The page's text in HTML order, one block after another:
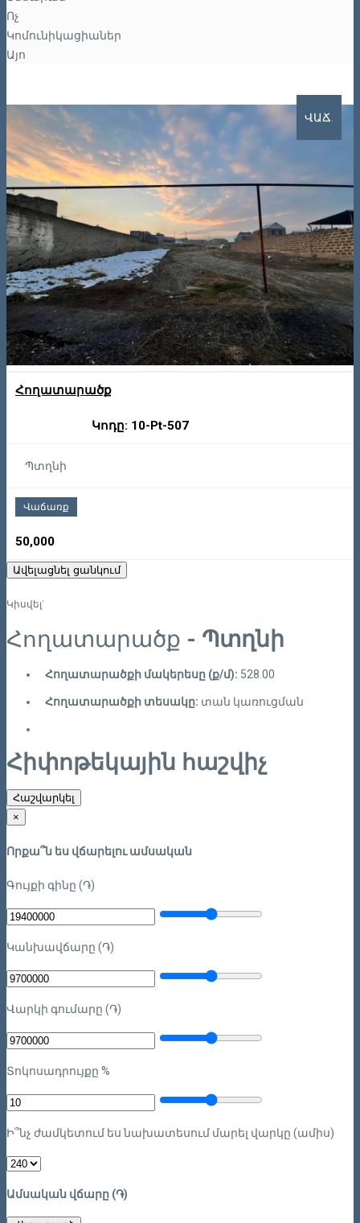
Ոչ
Կոմունիկացիաներ
Այո
ՎԱՃ.
Հողատարածք
Կոդը: 10-Pt-507
Պտղնի
Վաճառք
50,000
Ավելացնել ցանկում
Կիսվել`
Հողատարածք - Պտղնի
Հողատարածքի մակերեսը (ք/մ): 528.00
Հողատարածքի տեսակը: տան կառուցման
Հիփոթեկային հաշվիչ
Հաշվարկել
×
Որքա՞ն ես վճարելու ամսական
Գույքի գինը (֏)
Կանխավճարը (֏)
Վարկի գումարը (֏)
Տոկոսադրույքը %
Ի՞նչ ժամկետում ես նախատեսում մարել վարկը (ամիս)
Ամսական վճարը (֏)